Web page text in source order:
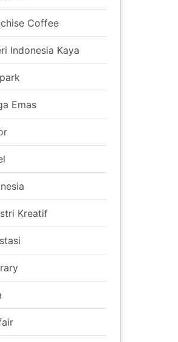
Coffee
Indonesia Kaya
Emas
Kreatif